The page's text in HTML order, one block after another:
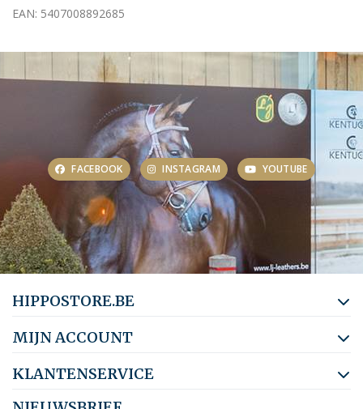
EAN: 5407008892685
FACEBOOK INSTAGRAM YOUTUBE
HIPPOSTORE.BE
MIJN ACCOUNT
KLANTENSERVICE